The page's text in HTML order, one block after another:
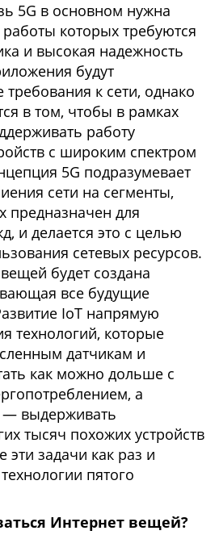
5G в основном нужна
которых требуются
и высокая надежность
будут
требования к сети, однако
в том, чтобы в рамках
работу
с широким спектром
5G подразумевает
сети на сегменты,
предназначен для
и делается это с целью
сетевых ресурсов.
будет создана
все будущие
IoT напрямую
технологий, которые
датчикам и
как можно дольше с
а
выдерживать
тысяч похожих устройств
задачи как раз и
пятого
Интернет вещей?